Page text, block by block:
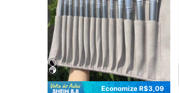
Economize R$3,09